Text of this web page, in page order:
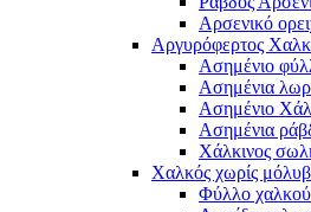
Αρσενικό
Αργυρόφερτος
Ασημένιο
Ασημένια
Ασημένιο
Ασημένια
Χάλκινος
Χαλκός χωρίς
Φύλλο